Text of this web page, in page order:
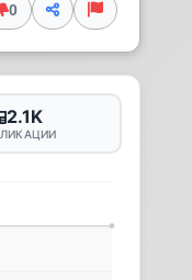
0
2.1K